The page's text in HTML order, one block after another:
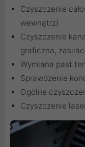
Czyszczenie
wewnątrz)
Czyszczenie
graficzna,
Wymiana past
Sprawdzenie
Ogólne
Czyszczenie